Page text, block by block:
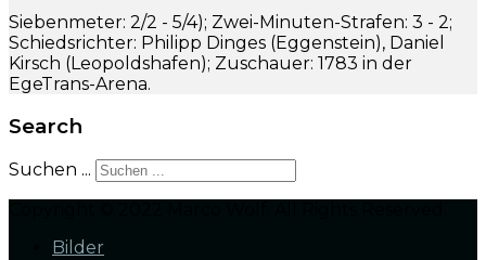
Siebenmeter: 2/2 - 5/4); Zwei-Minuten-Strafen: 3 - 2;
Schiedsrichter: Philipp Dinges (Eggenstein), Daniel
Kirsch (Leopoldshafen); Zuschauer: 1783 in der
EgeTrans-Arena.
Search
Suchen ...
Bilder